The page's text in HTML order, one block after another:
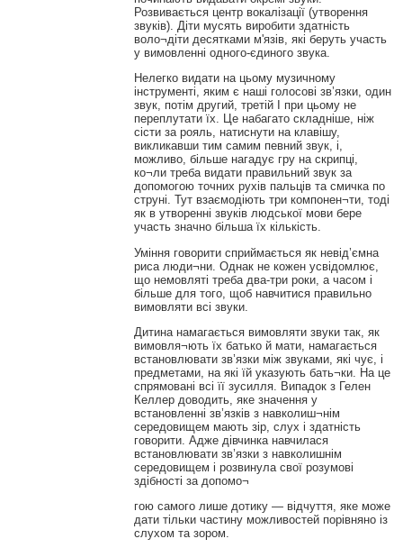
Розвивається центр вокалізації (утворення
звуків). Діти мусять виробити здатність
воло¬діти десятками м'язів, які беруть участь
у вимовленні одного-єдиного звука.
Нелегко видати на цьому музичному
інструменті, яким є наші голосові зв’язки, один
звук, потім другий, третій І при цьому не
переплутати їх. Це набагато складніше, ніж
сісти за рояль, натиснути на клавішу,
викликавши тим самим певний звук, і,
можливо, більше нагадує гру на скрипці,
ко¬ли треба видати правильний звук за
допомогою точних рухів пальців та смичка по
струні. Тут взаємодіють три компонен¬ти, тоді
як в утворенні звуків людської мови бере
участь значно більша їх кількість.
Уміння говорити сприймається як невід’ємна
риса люди¬ни. Однак не кожен усвідомлює,
що немовляті треба два-три роки, а часом і
більше для того, щоб навчитися правильно
вимовляти всі звуки.
Дитина намагається вимовляти звуки так, як
вимовля¬ють їх батько й мати, намагається
встановлювати зв’язки між звуками, які чує, і
предметами, на які їй указують бать¬ки. На це
спрямовані всі її зусилля. Випадок з Гелен
Келлер доводить, яке значення у
встановленні зв’язків з навколиш¬нім
середовищем мають зір, слух і здатність
говорити. Адже дівчинка навчилася
встановлювати зв’язки з навколишнім
середовищем і розвинула свої розумові
здібності за допомо¬
гою самого лише дотику — відчуття, яке може
дати тільки частину можливостей порівняно із
слухом та зором.